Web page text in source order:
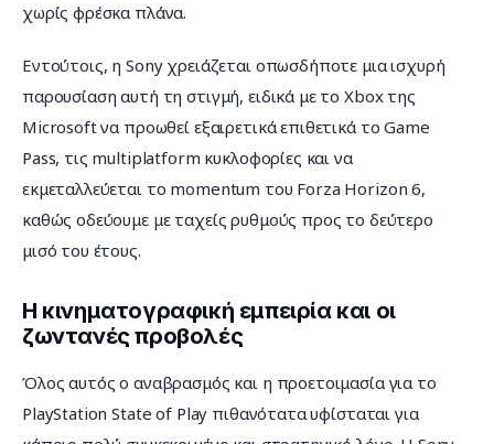
χωρίς φρέσκα πλάνα.
Εντούτοις, η Sony χρειάζεται οπωσδήποτε μια ισχυρή
παρουσίαση αυτή τη στιγμή, ειδικά με το Xbox της
Microsoft να προωθεί εξαιρετικά επιθετικά το Game
Pass, τις multiplatform κυκλοφορίες και να
εκμεταλλεύεται το momentum του Forza Horizon 6,
καθώς οδεύουμε με ταχείς ρυθμούς προς το δεύτερο
μισό του έτους.
Η κινηματογραφική εμπειρία και οι
ζωντανές προβολές
Όλος αυτός ο αναβρασμός και η προετοιμασία για το
PlayStation State of Play πιθανότατα υφίσταται για